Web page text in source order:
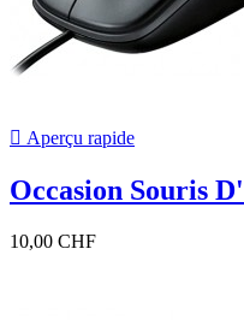
 Aperçu rapide
Occasion Souris
10,00 CHF